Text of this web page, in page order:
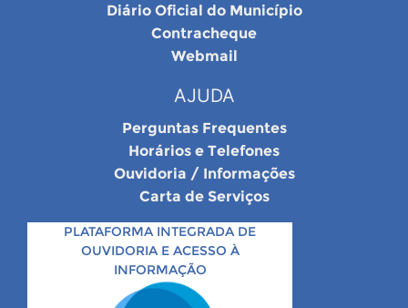
Diário Oficial do Município
Contracheque
Webmail
AJUDA
Perguntas Frequentes
Horários e Telefones
Ouvidoria / Informações
Carta de Serviços
PLATAFORMA INTEGRADA DE
OUVIDORIA E ACESSO À
INFORMAÇÃO